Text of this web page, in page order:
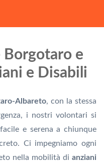
Borgotaro e
e Disabili
Albareto, con la stessa
i nostri volontari si
e serena a chiunque
Ci impegniamo ogni
nella mobilità di anziani